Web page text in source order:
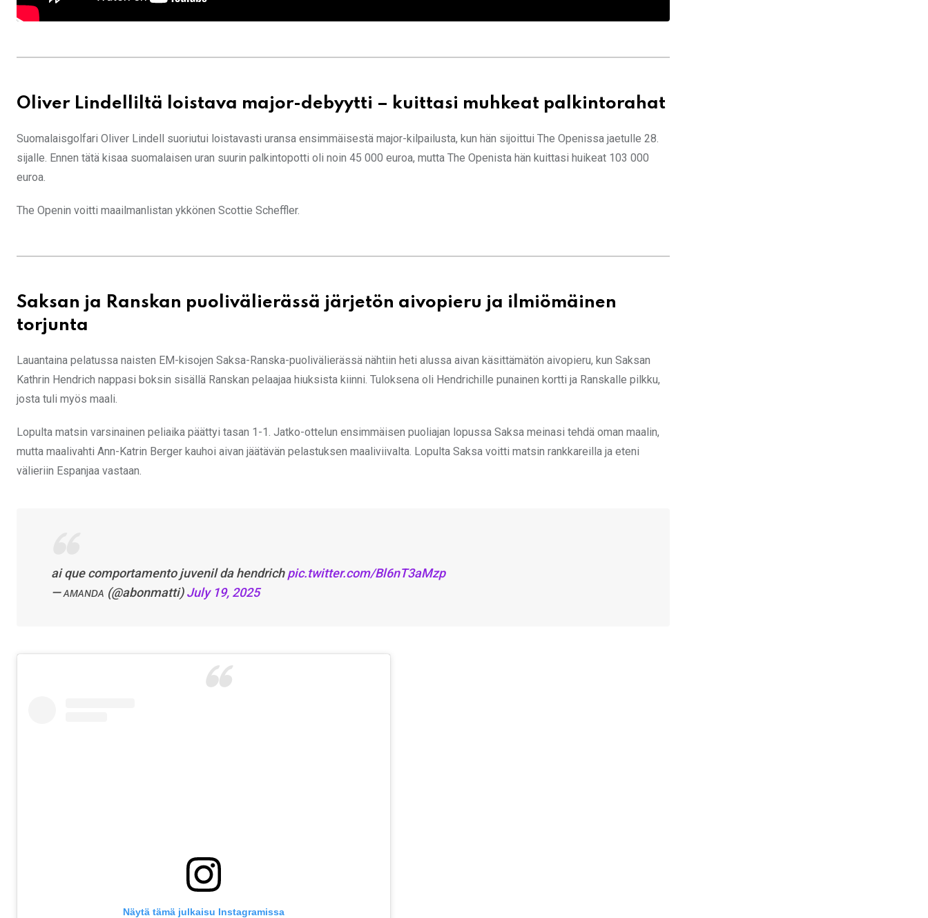
Oliver Lindelliltä loistava major-debyytti – kuittasi muhkeat palkintorahat
Suomalaisgolfari Oliver Lindell suoriutui loistavasti uransa ensimmäisestä major-kilpailusta, kun hän sijoittui The Openissa jaetulle 28.
sijalle. Ennen tätä kisaa suomalaisen uran suurin palkintopotti oli noin 45 000 euroa, mutta The Openista hän kuittasi huikeat 103 000
euroa.
The Openin voitti maailmanlistan ykkönen Scottie Scheffler.
Saksan ja Ranskan puolivälierässä järjetön aivopieru ja ilmiömäinen
torjunta
Lauantaina pelatussa naisten EM-kisojen Saksa-Ranska-puolivälierässä nähtiin heti alussa aivan käsittämätön aivopieru, kun Saksan
Kathrin Hendrich nappasi boksin sisällä Ranskan pelaajaa hiuksista kiinni. Tuloksena oli Hendrichille punainen kortti ja Ranskalle pilkku,
josta tuli myös maali.
Lopulta matsin varsinainen peliaika päättyi tasan 1-1. Jatko-ottelun ensimmäisen puoliajan lopussa Saksa meinasi tehdä oman maalin,
mutta maalivahti Ann-Katrin Berger kauhoi aivan jäätävän pelastuksen maaliviivalta. Lopulta Saksa voitti matsin rankkareilla ja eteni
välieriin Espanjaa vastaan.
ai que comportamento juvenil da hendrichpic.twitter.com/Bl6nT3aMzp
— ᴀᴍᴀɴᴅᴀ (@abonmatti)July 19, 2025
Näytä tämä julkaisu Instagramissa